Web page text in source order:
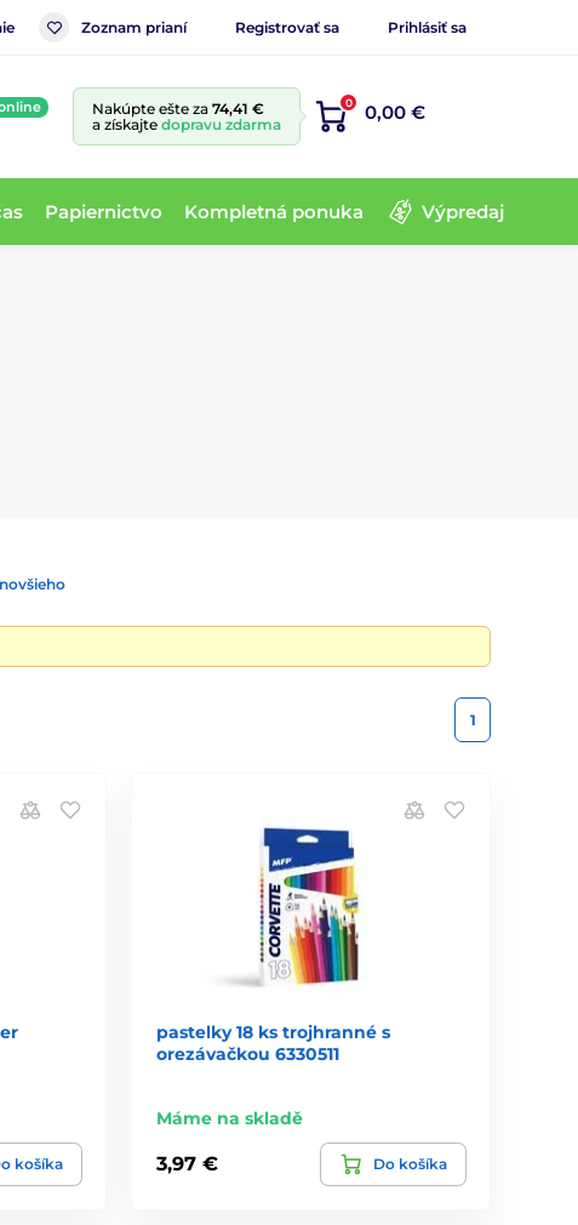
Zoznam prianí Registrovať sa Prihlásiť sa
Nakúpte ešte za 74,41 €
a získajte dopravu zdarma
0 0,00 €
Papiernictvo Kompletná ponuka Výpredaj
1
košíka
pastelky 18 ks trojhranné s
orezávačkou 6330511
Máme na skladě
3,97 € Do košíka